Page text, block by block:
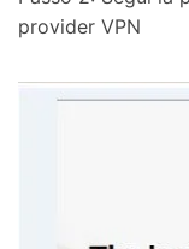
provider VPN